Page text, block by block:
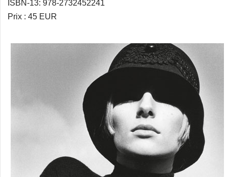
ISBN-13: 978-2732452241
Prix : 45 EUR